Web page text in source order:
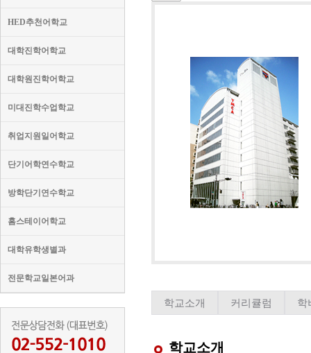
HED추천어학교
대학진학어학교
대학원진학어학교
미대진학수업학교
취업지원일어학교
단기어학연수학교
방학단기연수학교
홈스테이어학교
대학유학생별과
전문학교일본어과
학교소개 커리큘럼 학
학교소개